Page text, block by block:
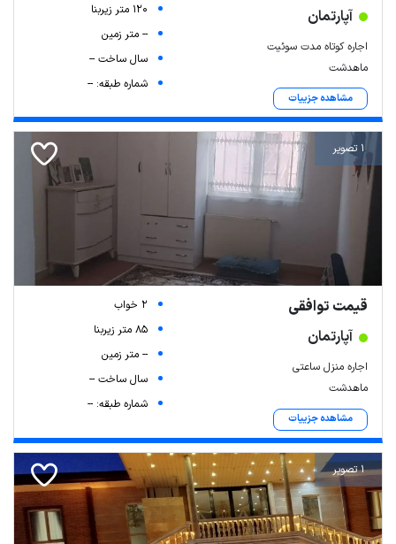
آپارتمان
اجاره کوتاه مدت سوئیت
ماهدشت
مشاهده جزییات
120 متر زیربنا
-- متر زمین
سال ساخت --
شماره طبقه: --
1 تصویر
قیمت توافقی
آپارتمان
اجاره منزل ساعتی
ماهدشت
مشاهده جزییات
2 خواب
85 متر زیربنا
-- متر زمین
سال ساخت --
شماره طبقه: --
1 تصویر